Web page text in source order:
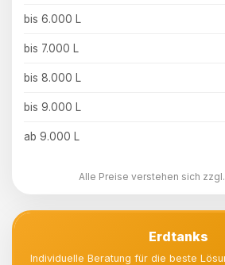
bis 6.000 L
bis 7.000 L
bis 8.000 L
bis 9.000 L
ab 9.000 L
Alle Preise verstehen sich zzgl.
Erdtanks
Individuelle Beratung für die beste